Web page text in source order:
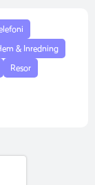
& Inredning
Resor